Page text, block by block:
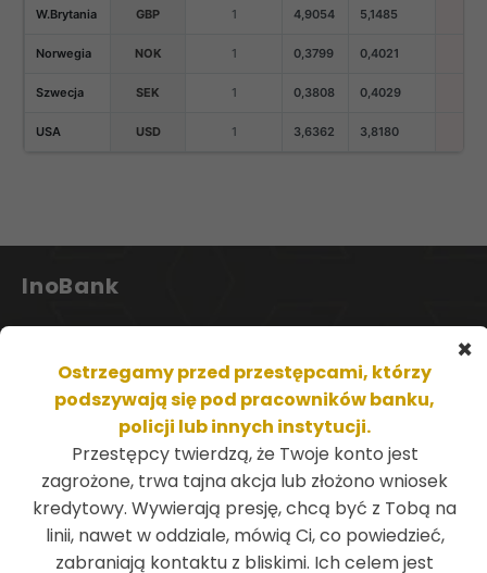
W.Brytania GBP 1 4,9054 5,1485
Norwegia NOK 1 0,3799 0,4021
Szwecja SEK 1 0,3808 0,4029
USA USD 1 3,6362 3,8180
InoBank
w Inowrocławiu
ul. Solankowa 11
88-100 Inowrocław
52 356 09 10
SWIFT GBWCPLPP
×
Ostrzegamy przed przestępcami, którzy
podszywają się pod pracowników banku,
policji lub innych instytucji.
Przestępcy twierdzą, że Twoje konto jest
zagrożone, trwa tajna akcja lub złożono wniosek
kredytowy. Wywierają presję, chcą być z Tobą na
linii, nawet w oddziale, mówią Ci, co powiedzieć,
zabraniają kontaktu z bliskimi. Ich celem jest